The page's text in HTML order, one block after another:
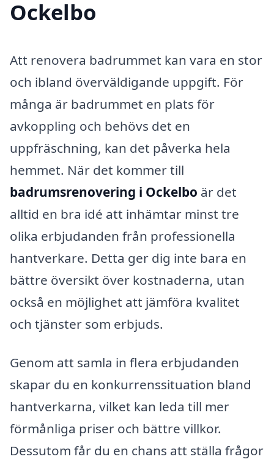
Ockelbo
Att renovera badrummet kan vara en stor
och ibland överväldigande uppgift. För
många är badrummet en plats för
avkoppling och behövs det en
uppfräschning, kan det påverka hela
hemmet. När det kommer till
badrumsrenovering i Ockelbo är det
alltid en bra idé att inhämtar minst tre
olika erbjudanden från professionella
hantverkare. Detta ger dig inte bara en
bättre översikt över kostnaderna, utan
också en möjlighet att jämföra kvalitet
och tjänster som erbjuds.
Genom att samla in flera erbjudanden
skapar du en konkurrenssituation bland
hantverkarna, vilket kan leda till mer
förmånliga priser och bättre villkor.
Dessutom får du en chans att ställa frågor